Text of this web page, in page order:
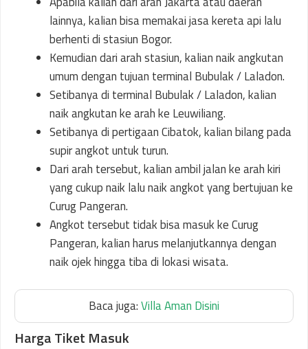
lainnya, kalian bisa memakai jasa kereta api lalu
berhenti di stasiun Bogor.
Kemudian dari arah stasiun, kalian naik angkutan
umum dengan tujuan terminal Bubulak / Laladon.
Setibanya di terminal Bubulak / Laladon, kalian
naik angkutan ke arah ke Leuwiliang.
Setibanya di pertigaan Cibatok, kalian bilang pada
supir angkot untuk turun.
Dari arah tersebut, kalian ambil jalan ke arah kiri
yang cukup naik lalu naik angkot yang bertujuan ke
Curug Pangeran.
Angkot tersebut tidak bisa masuk ke Curug
Pangeran, kalian harus melanjutkannya dengan
naik ojek hingga tiba di lokasi wisata.
Baca juga:Villa Aman Disini
Harga Tiket Masuk